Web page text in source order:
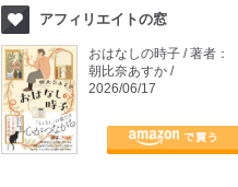
アフィリエイトの窓
おはなしの時子 / 著者：
朝比奈あすか /
2026/06/17